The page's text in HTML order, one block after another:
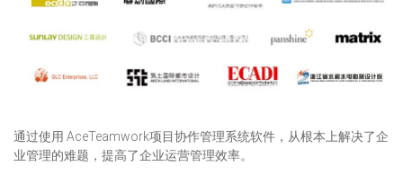
通过使用 AceTeamwork项目协作管理系统软件，从根本上解决了企
业管理的难题，提高了企业运营管理效率。